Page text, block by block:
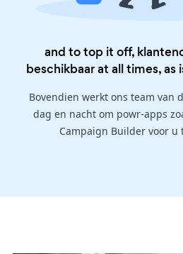
and to top it off,
beschikbaar at all times, as
Bovendien werkt ons team van
dag en nacht om powr-apps
Campaign Builder voor u